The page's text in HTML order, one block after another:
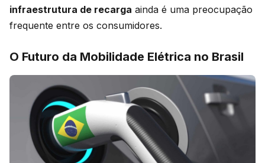
infraestrutura de recarga ainda é uma preocupação
frequente entre os consumidores.
O Futuro da Mobilidade Elétrica no Brasil